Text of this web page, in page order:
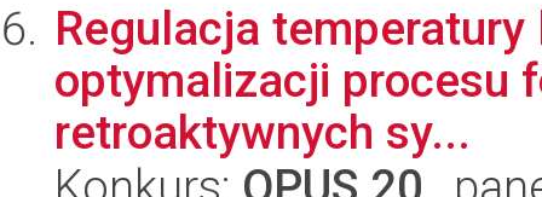
Regulacja
optymalizacji procesu
retroaktywnych sy...